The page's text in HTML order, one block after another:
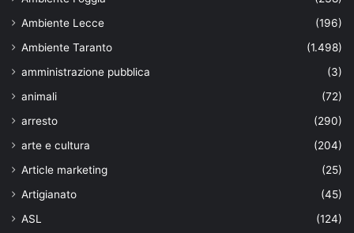
Ambiente Lecce
(196)
Ambiente Taranto
(1.498)
amministrazione pubblica
(3)
animali
(72)
arresto
(290)
arte e cultura
(204)
Article marketing
(25)
Artigianato
(45)
ASL
(124)